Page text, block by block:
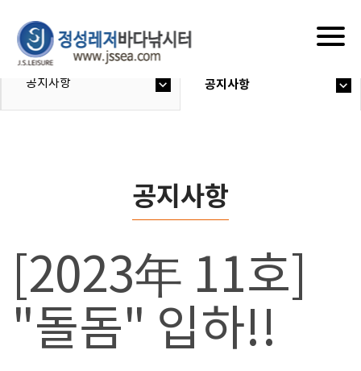
공지사항 공지사항
공지사항
[2023年 11호]
"돌돔" 입하!!